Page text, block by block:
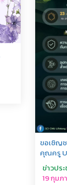
ขอเชิญ
คุณครู
ข่าวปร
19 กุมภ